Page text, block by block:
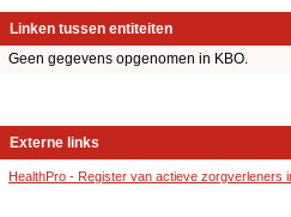
Linken tussen entiteiten
Geen gegevens opgenomen in KBO.
Externe links
HealthPro - Register van actieve zorgverleners